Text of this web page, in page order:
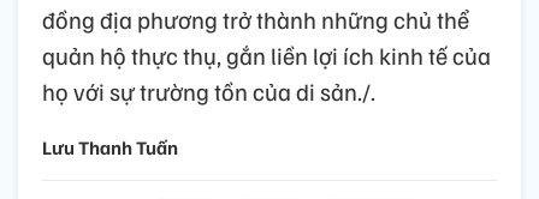
đồng địa phương trở thành những chủ thể
quản hộ thực thụ, gắn liền lợi ích kinh tế của
họ với sự trường tồn của di sản./.
Lưu Thanh Tuấn